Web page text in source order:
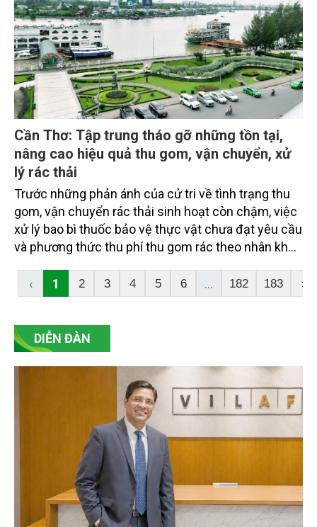
Cần Thơ: Tập trung tháo gỡ những tồn tại,
nâng cao hiệu quả thu gom, vận chuyển, xử
lý rác thải
Trước những phản ánh của cử tri về tình trạng thu
gom, vận chuyển rác thải sinh hoạt còn chậm, việc
xử lý bao bì thuốc bảo vệ thực vật chưa đạt yêu cầu
và phương thức thu phí thu gom rác theo nhân khẩu
Thơ đã giải đáp, chỉ rõ nguyên nhân, đồng thời đưa
ra các giải pháp khắc phục, từng bước nâng cao
cầu bảo vệ môi trường.
‹ 1 2 3 4 5 6 ... 182 183 ›
DIỄN ĐÀN